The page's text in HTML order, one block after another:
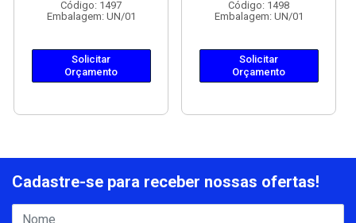
Código: 1497
Embalagem: UN/01
Solicitar
Orçamento
Código: 1498
Embalagem: UN/01
Solicitar
Orçamento
Cadastre-se para receber nossas ofertas!